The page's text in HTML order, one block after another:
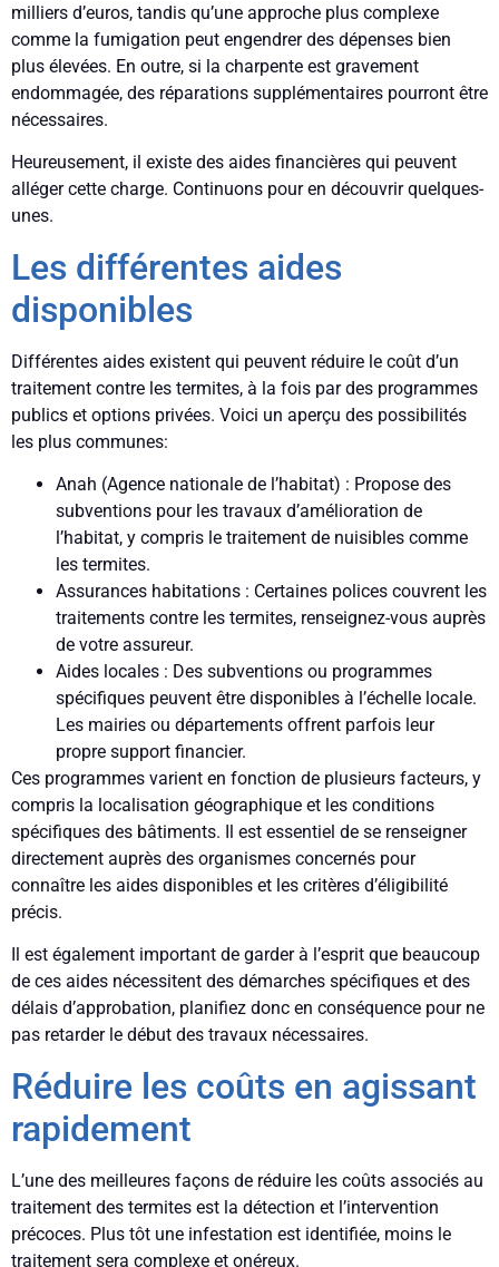
milliers d’euros, tandis qu’une approche plus complexe
comme la fumigation peut engendrer des dépenses bien
plus élevées. En outre, si la charpente est gravement
endommagée, des réparations supplémentaires pourront être
nécessaires.
Heureusement, il existe des aides financières qui peuvent
alléger cette charge. Continuons pour en découvrir quelques-
unes.
Les différentes aides
disponibles
Différentes aides existent qui peuvent réduire le coût d’un
traitement contre les termites, à la fois par des programmes
publics et options privées. Voici un aperçu des possibilités
les plus communes:
Anah (Agence nationale de l’habitat) : Propose des
subventions pour les travaux d’amélioration de
l’habitat, y compris le traitement de nuisibles comme
les termites.
Assurances habitations : Certaines polices couvrent les
traitements contre les termites, renseignez-vous auprès
de votre assureur.
Aides locales : Des subventions ou programmes
spécifiques peuvent être disponibles à l’échelle locale.
Les mairies ou départements offrent parfois leur
propre support financier.
Ces programmes varient en fonction de plusieurs facteurs, y
compris la localisation géographique et les conditions
spécifiques des bâtiments. Il est essentiel de se renseigner
directement auprès des organismes concernés pour
connaître les aides disponibles et les critères d’éligibilité
précis.
Il est également important de garder à l’esprit que beaucoup
de ces aides nécessitent des démarches spécifiques et des
délais d’approbation, planifiez donc en conséquence pour ne
pas retarder le début des travaux nécessaires.
Réduire les coûts en agissant
rapidement
L’une des meilleures façons de réduire les coûts associés au
traitement des termites est la détection et l’intervention
précoces. Plus tôt une infestation est identifiée, moins le
traitement sera complexe et onéreux.